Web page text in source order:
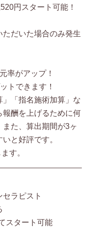
円スタート可能！
だいた場合のみ発生
率がアップ！
トできます！
」「指名施術加算」な
報酬を上げるために何
た、算出期間が3ヶ
と好評です。
す。
セラピスト
スタート可能